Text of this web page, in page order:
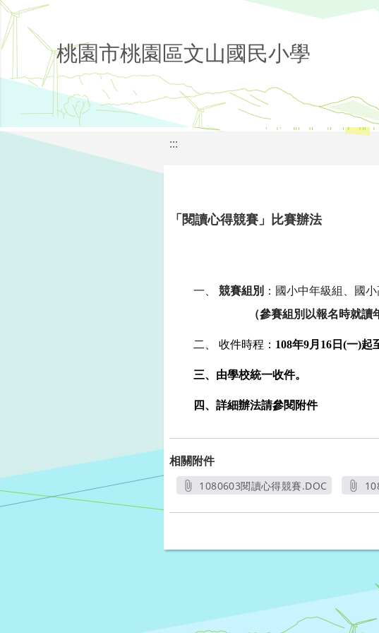
桃園市桃園區文山國民小學
:::
「閱讀心得競賽」比賽辦法
一、 競賽組別 ：國小中年級組、國
（參賽組別以報名時就讀
二、 收件時程： 108年9月 16 日 (一)起
三、由學校統一收件。
四、詳細辦法請參閱附件
相關附件
1080603閱讀心得競賽.DOC